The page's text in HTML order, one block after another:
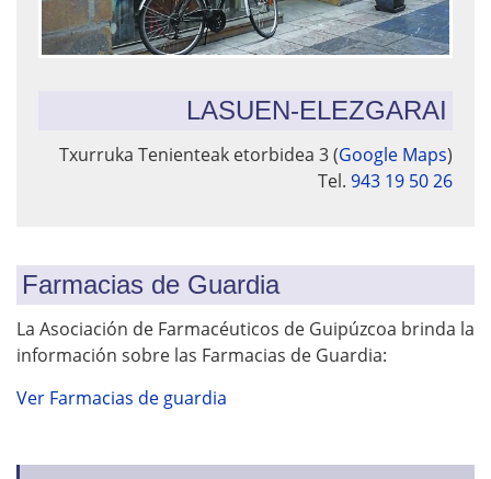
LASUEN-ELEZGARAI
Txurruka Tenienteak etorbidea 3 (Google Maps)
Tel. 943 19 50 26
Farmacias de Guardia
La Asociación de Farmacéuticos de Guipúzcoa brinda la
información sobre las Farmacias de Guardia:
Ver Farmacias de guardia